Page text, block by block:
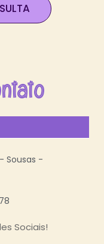
- Sousas -
Sociais!